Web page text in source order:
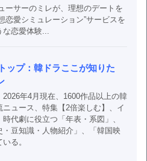
ーサーのミレが、理想のデートを
恋愛シミュレーション”サービスを
な恋愛体験...
ップ：韓ドラここが知りた
2026年4月現在、1600作品以上の韓
ニュース、特集【2倍楽しむ】、イ
代劇に役立つ「年表・系図」、
・豆知識・人物紹介」、「韓国映
る。